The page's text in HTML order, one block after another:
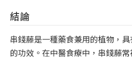
結論
串錢藤是一種藥食兼用的植物，
的功效。在中醫食療中，串錢藤